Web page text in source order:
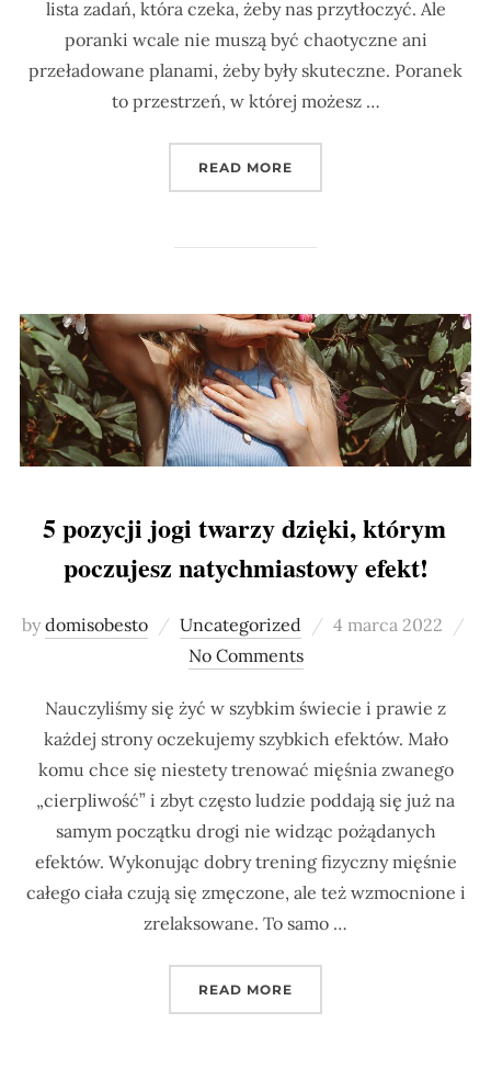
lista zadań, która czeka, żeby nas przytłoczyć. Ale
poranki wcale nie muszą być chaotyczne ani
przeładowane planami, żeby były skuteczne. Poranek
to przestrzeń, w której możesz …
READ MORE
5 pozycji jogi twarzy dzięki, którym
poczujesz natychmiastowy efekt!
bydomisobesto Uncategorized
Posted
4 marca 2022
No Comments
Nauczyliśmy się żyć w szybkim świecie i prawie z
każdej strony oczekujemy szybkich efektów. Mało
komu chce się niestety trenować mięśnia zwanego
„cierpliwość” i zbyt często ludzie poddają się już na
samym początku drogi nie widząc pożądanych
efektów. Wykonując dobry trening fizyczny mięśnie
całego ciała czują się zmęczone, ale też wzmocnione i
zrelaksowane. To samo …
READ MORE